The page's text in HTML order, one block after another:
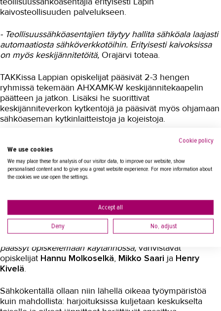
kaivosteollisuuden palvelukseen.
- Teollisuussähköasentajien täytyy hallita sähköala laajasti
automaatiosta sähköverkkotöihin. Erityisesti kaivoksissa
on myös keskijännitetöitä, Orajärvi toteaa.
TAKKissa Lappian opiskelijat pääsivät 2-3 hengen
ryhmissä tekemään AHXAMK-W keskijännitekaapelin
päätteen ja jatkon. Lisäksi he suorittivat
keskijänniteverkon kytkentöjä ja pääsivät myös ohjamaan
sähköaseman kytkinlaitteistoja ja kojeistoja.
- Suojareleiden käyttöä ja koestuksia he tekivät
yhteistyökumppanimme
kouluttajaRene Kakkonen.
kehuvat Kakkonen ja toisena
vastuukouluttaja toiminutJanne Ketola.
- Parasta sähkökentällä on ollut se, että kaikkea on
päässyt opiskelemaan käytännössä, vahvistavat
opiskelijat Hannu Molkoselkä, Mikko Saari ja Henry
Kivelä.
Sähkökentällä ollaan niin lähellä oikeaa työympäristöä
kuin mahdollista: harjoituksissa kuljetaan keskukselta
Cookie policy
We use cookies
We may place these for analysis of our visitor data, to improve our website, show
personalised content and to give you a great website experience. For more information about
the cookies we use open the settings.
Accept all
Deny No, adjust